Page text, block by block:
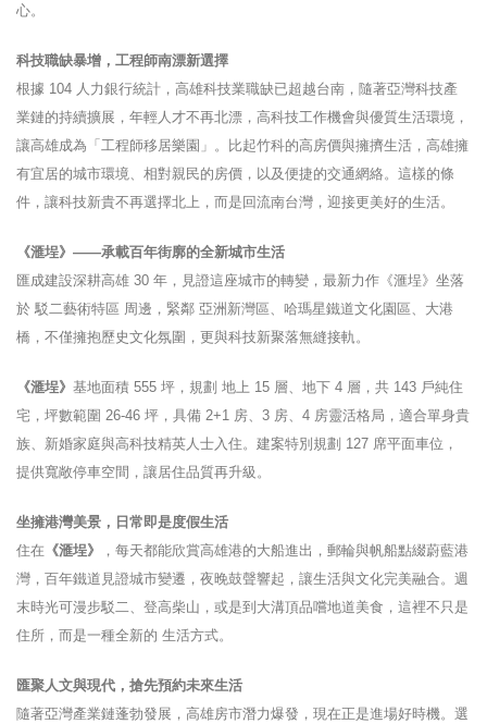
心。
科技職缺暴增，工程師南漂新選擇
根據 104 人力銀行統計，高雄科技業職缺已超越台南，隨著亞灣科技產
業鏈的持續擴展，年輕人才不再北漂，高科技工作機會與優質生活環境，
讓高雄成為「工程師移居樂園」。比起竹科的高房價與擁擠生活，高雄擁
有宜居的城市環境、相對親民的房價，以及便捷的交通網絡。這樣的條
件，讓科技新貴不再選擇北上，而是回流南台灣，迎接更美好的生活。
《滙埕》——承載百年街廓的全新城市生活
匯成建設深耕高雄 30 年，見證這座城市的轉變，最新力作《滙埕》坐落
於 駁二藝術特區 周邊，緊鄰 亞洲新灣區、哈瑪星鐵道文化園區、大港
橋，不僅擁抱歷史文化氛圍，更與科技新聚落無縫接軌。
《滙埕》 基地面積 555 坪，規劃 地上 15 層、地下 4 層，共 143 戶純住
宅，坪數範圍 26-46 坪，具備 2+1 房、3 房、4 房靈活格局，適合單身貴
族、新婚家庭與高科技精英人士入住。建案特別規劃 127 席平面車位，
提供寬敞停車空間，讓居住品質再升級。
坐擁港灣美景，日常即是度假生活
住在 《滙埕》
，每天都能欣賞高雄港的大船進出，郵輪與帆船點綴蔚藍港
灣，百年鐵道見證城市變遷，夜晚鼓聲響起，讓生活與文化完美融合。週
末時光可漫步駁二、登高柴山，或是到大溝頂品嚐地道美食，這裡不只是
住所，而是一種全新的 生活方式。
匯聚人文與現代，搶先預約未來生活
隨著亞灣產業鏈蓬勃發展，高雄房市潛力爆發，現在正是進場好時機。選